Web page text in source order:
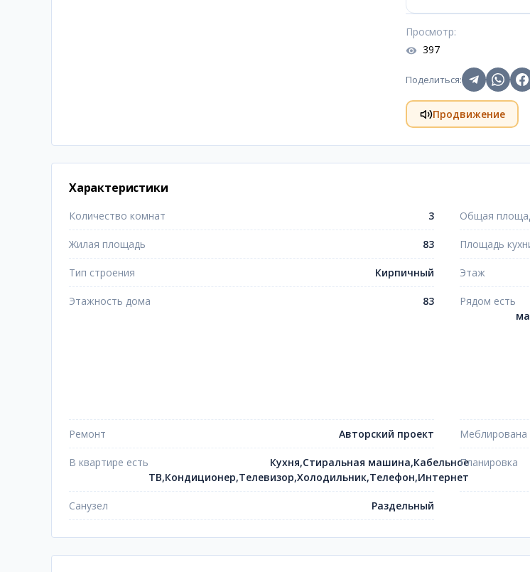
Просмотр:
397
Поделиться:
Продвижение
Характеристики
Количество комнат 3 Общая
Жилая площадь 83 Площадь
Тип строения Кирпичный Этаж
Этажность дома 83 Рядом есть
Ремонт Авторский проект Меблирована
В квартире есть
Кухня,Стиральная машина,Кабельное
ТВ,Кондиционер,Телевизор,Холодильник,Телефон,Интернет
Планировка
Санузел Раздельный